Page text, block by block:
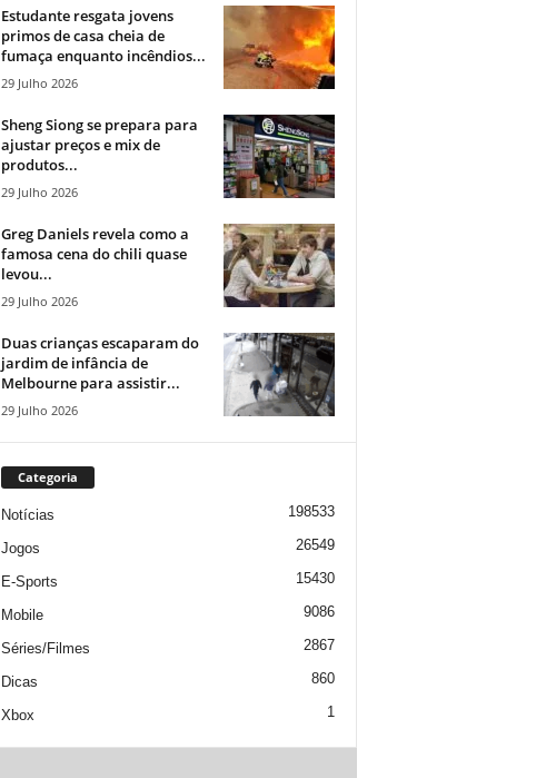
Estudante resgata jovens
primos de casa cheia de
fumaça enquanto incêndios...
29 Julho 2026
Sheng Siong se prepara para
ajustar preços e mix de
produtos...
29 Julho 2026
Greg Daniels revela como a
famosa cena do chili quase
levou...
29 Julho 2026
Duas crianças escaparam do
jardim de infância de
Melbourne para assistir...
29 Julho 2026
Categoria
Notícias 198533
Jogos 26549
E-Sports 15430
Mobile 9086
Séries/Filmes 2867
Dicas 860
Xbox 1